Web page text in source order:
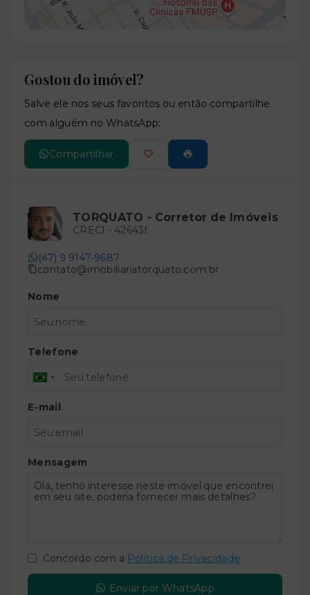
Gostou do imóvel?
Salve ele nos seus favoritos ou então compartilhe
com alguém no WhatsApp:
Compartilhar
TORQUATO - Corretor de Imóveis
CRECI - 42643f
(47) 9 9147-9687
contato@imobiliariatorquato.com.br
Nome
Telefone
E-mail
Mensagem
Concordo com a Política de Privacidade
Enviar por WhatsApp